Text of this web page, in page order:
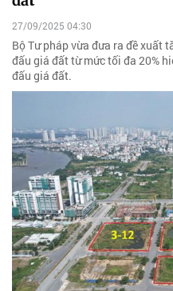
27/09/2025 04:30
Bộ Tư pháp vừa đưa ra đề xuất
đấu giá đất từ mức tối đa 20%
đấu giá đất.